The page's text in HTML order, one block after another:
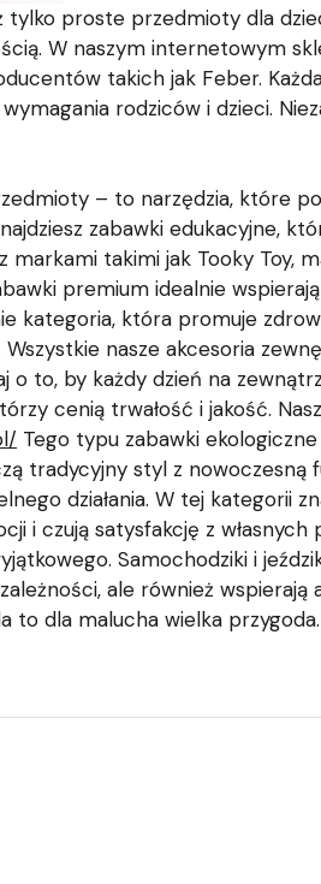
proste przedmioty dla
W naszym internetowym
takich jak Feber.
rodziców i dzieci.
– to narzędzia, które
zabawki edukacyjne,
takimi jak Tooky Toy,
premium idealnie
kategoria, która promuje
nasze akcesoria
to, by każdy dzień na
cenią trwałość i jakość.
Tego typu zabawki
tradycyjny styl z nowoczesną
działania. W tej kategorii
i czują satysfakcję z
Samochodziki i
ale również wspierają
to dla malucha wielka przygoda.